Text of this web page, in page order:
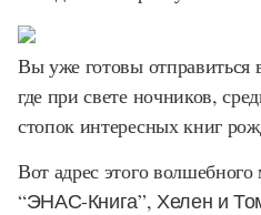
Вы уже готовы
где при свете ночников,
стопок интересных книг
Вот адрес этого волшебного
“ЭНАС-Книга”, Хелен и